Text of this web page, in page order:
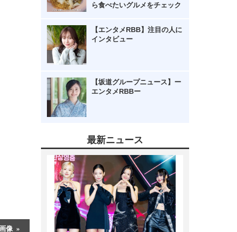
像
ら食べたいグルメをチェック
【エンタメRBB】注目の人に
インタビュー
【坂道グループニュース】ー
エンタメRBBー
最新ニュース